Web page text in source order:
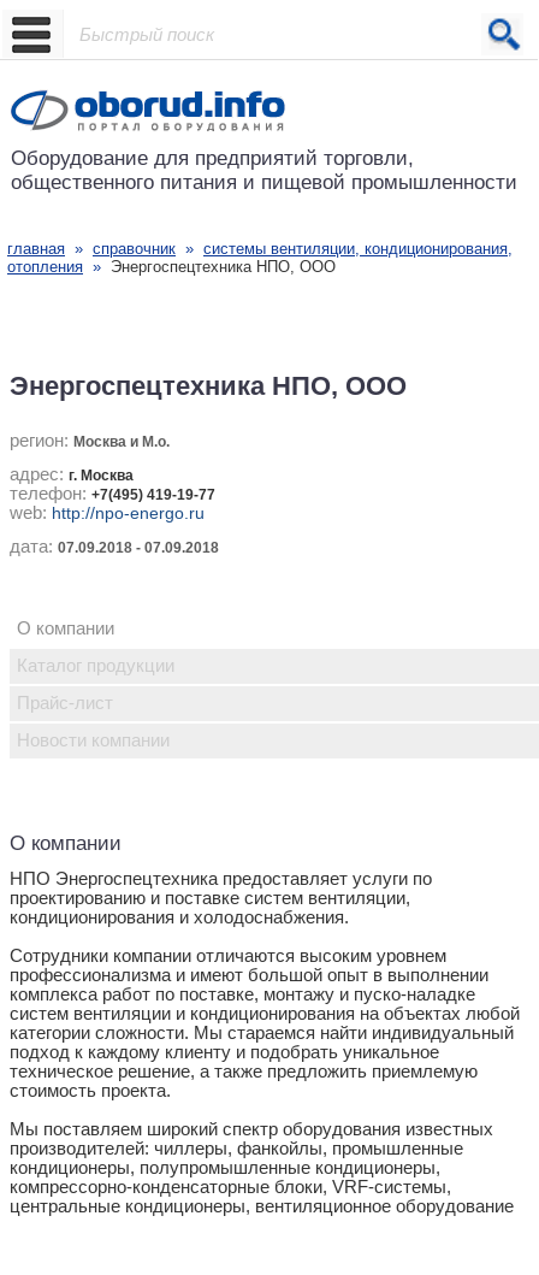
Проект основан в 2001 году
Оборудование для предприятий торговли,
общественного питания и пищевой промышленности
главная » справочник » системы вентиляции, кондиционирования,
отопления » Энергоспецтехника НПО, ООО
Энергоспецтехника НПО, ООО
регион: Москва и М.о.
адрес: г. Москва
телефон: +7(495) 419-19-77
web: http://npo-energo.ru
дата: 07.09.2018 - 07.09.2018
О компании
О компании
НПО Энергоспецтехника предоставляет услуги по
проектированию и поставке систем вентиляции,
кондиционирования и холодоснабжения.
Сотрудники компании отличаются высоким уровнем
профессионализма и имеют большой опыт в выполнении
комплекса работ по поставке, монтажу и пуско-наладке
систем вентиляции и кондиционирования на объектах любой
категории сложности. Мы стараемся найти индивидуальный
подход к каждому клиенту и подобрать уникальное
техническое решение, а также предложить приемлемую
стоимость проекта.
Мы поставляем широкий спектр оборудования известных
производителей: чиллеры, фанкойлы, промышленные
кондиционеры, полупромышленные кондиционеры,
компрессорно-конденсаторные блоки, VRF-системы,
центральные кондиционеры, вентиляционное оборудование
Каталог продукции
Прайс-лист
Новости компании